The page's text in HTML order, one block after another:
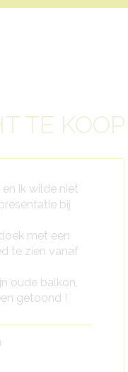
TE KOOP
ik wilde niet
bij
met een
te zien vanaf
oude balkon,
getoond !